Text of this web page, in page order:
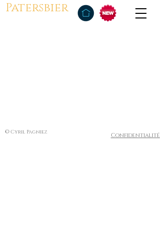
Patersbier
© Cyril Pagniez Confidentialité